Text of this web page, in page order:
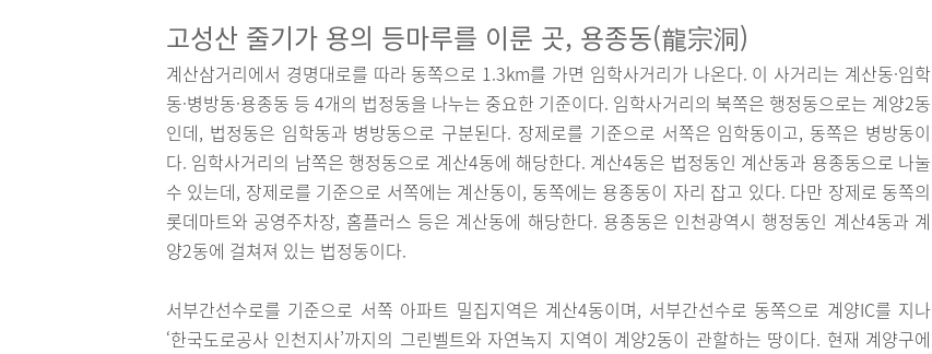
고성산 줄기가 용의 등마루를 이룬 곳, 용종동(龍宗洞)
계산삼거리에서 경명대로를 따라 동쪽으로 1.3km를 가면 임학사거리가 나온다. 이 사거리는 계산동·임학
동·병방동·용종동 등 4개의 법정동을 나누는 중요한 기준이다. 임학사거리의 북쪽은 행정동으로는 계양2동
인데, 법정동은 임학동과 병방동으로 구분된다. 장제로를 기준으로 서쪽은 임학동이고, 동쪽은 병방동이
다. 임학사거리의 남쪽은 행정동으로 계산4동에 해당한다. 계산4동은 법정동인 계산동과 용종동으로 나눌
수 있는데, 장제로를 기준으로 서쪽에는 계산동이, 동쪽에는 용종동이 자리 잡고 있다. 다만 장제로 동쪽의
롯데마트와 공영주차장, 홈플러스 등은 계산동에 해당한다. 용종동은 인천광역시 행정동인 계산4동과 계
양2동에 걸쳐져 있는 법정동이다.
서부간선수로를 기준으로 서쪽 아파트 밀집지역은 계산4동이며, 서부간선수로 동쪽으로 계양IC를 지나
‘한국도로공사 인천지사’까지의 그린벨트와 자연녹지 지역이 계양2동이 관할하는 땅이다. 현재 계양구에